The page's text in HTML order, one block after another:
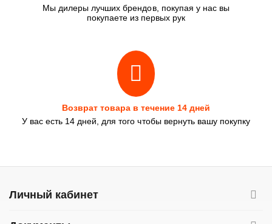
Мы дилеры лучших брендов, покупая у нас вы
покупаете из первых рук
Возврат товара в течение 14 дней
У вас есть 14 дней, для того чтобы вернуть вашу покупку
Личный кабинет